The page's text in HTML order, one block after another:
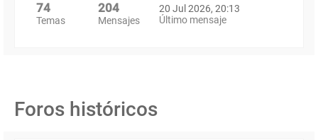
74
Temas
204
Mensajes
20 Jul 2026, 20:13
Último mensaje
Foros históricos